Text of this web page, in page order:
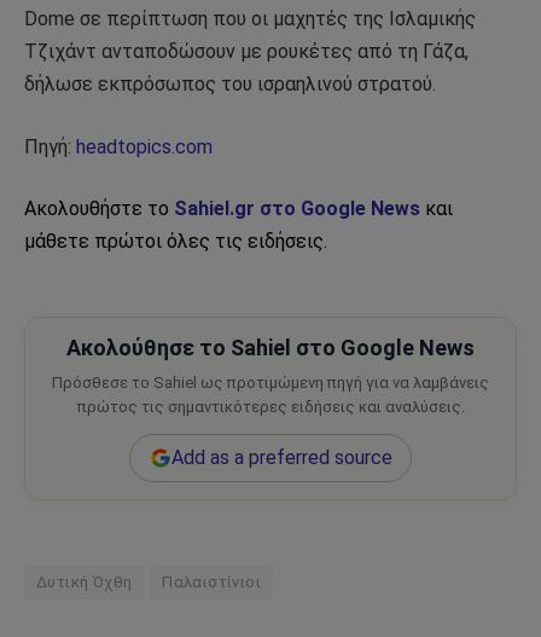
Dome σε περίπτωση που οι μαχητές της Ισλαμικής
Τζιχάντ ανταποδώσουν με ρουκέτες από τη Γάζα,
δήλωσε εκπρόσωπος του ισραηλινού στρατού.
Πηγή: headtopics.com
Ακολουθήστε το Sahiel.gr στο Google News και
μάθετε πρώτοι όλες τις ειδήσεις.
Ακολούθησε το Sahiel στο Google News
Πρόσθεσε το Sahiel ως προτιμώμενη πηγή για να λαμβάνεις
πρώτος τις σημαντικότερες ειδήσεις και αναλύσεις.
Add as a preferred source
Δυτική Όχθη Παλαιστίνιοι